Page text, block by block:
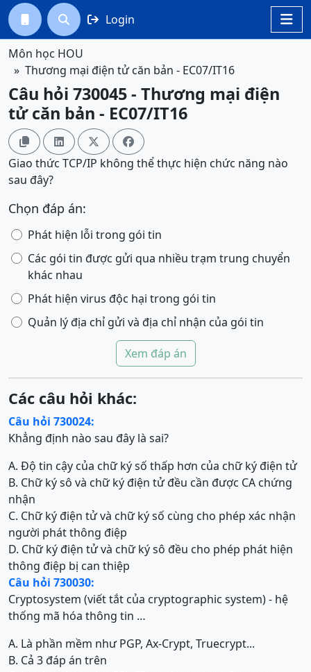

  Login
Môn học HOU
Thương mại điện tử căn bản - EC07/IT16
Câu hỏi 730045 - Thương mại điện
tử căn bản - EC07/IT16
   
Giao thức TCP/IP không thể thực hiện chức năng nào
sau đây?
Chọn đáp án:
Phát hiện lỗi trong gói tin
Các gói tin được gửi qua nhiều trạm trung chuyển
khác nhau
Phát hiện virus độc hại trong gói tin
Quản lý địa chỉ gửi và địa chỉ nhận của gói tin
Xem đáp án
Các câu hỏi khác:
Câu hỏi 730024:
Khẳng định nào sau đây là sai?
A. Độ tin cậy của chữ ký số thấp hơn của chữ ký điện tử
B. Chữ ký sô và chữ ký điện tử đều cần được CA chứng
nhận
C. Chữ ký điện tử và chữ ký số cùng cho phép xác nhận
người phát thông điệp
D. Chữ ký điện tử và chữ ký sô đều cho phép phát hiện
thông điệp bị can thiệp
Câu hỏi 730030:
Cryptosystem (viết tắt của cryptographic system) - hệ
thống mã hóa thông tin …
A. Là phần mềm như PGP, Ax-Crypt, Truecrypt...
B. Cả 3 đáp án trên